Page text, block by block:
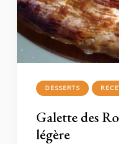
DESSERTS
Galette des
légère